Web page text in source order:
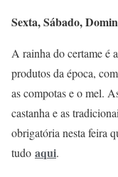
Sexta, Sábado,
A rainha do certame é
produtos da época,
as compotas e o mel.
castanha e as
obrigatória nesta feira
tudo aqui.